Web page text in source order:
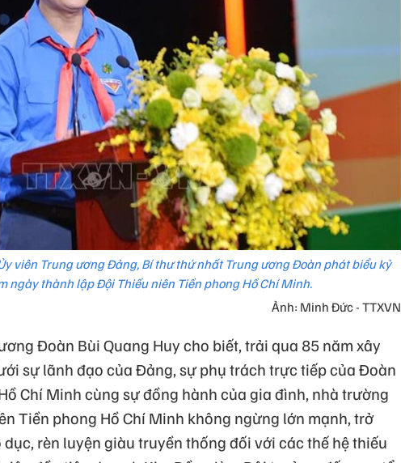
viên Trung ương Đảng, Bí thư thứ nhất Trung ương Đoàn phát biểu kỷ
ngày thành lập Đội Thiếu niên Tiền phong Hồ Chí Minh.
Ảnh: Minh Đức - TTXVN
Đoàn Bùi Quang Huy cho biết, trải qua 85 năm xây
sự lãnh đạo của Đảng, sự phụ trách trực tiếp của Đoàn
Chí Minh cùng sự đồng hành của gia đình, nhà trường
Tiền phong Hồ Chí Minh không ngừng lớn mạnh, trở
rèn luyện giàu truyền thống đối với các thế hệ thiếu